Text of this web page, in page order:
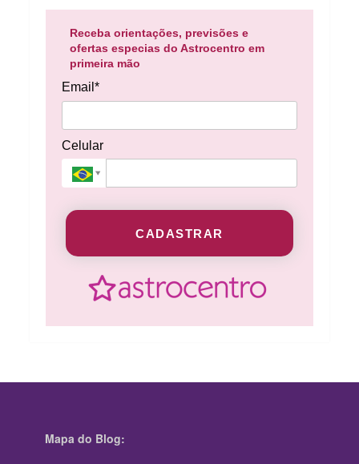
Receba orientações, previsões e
ofertas especias do Astrocentro em
primeira mão
Email*
Celular
CADASTRAR
Mapa do Blog: